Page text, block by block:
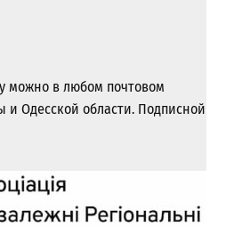
можно в любом почтовом
и Одесской области. Подписной